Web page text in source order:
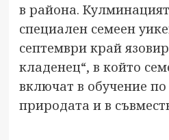
в района.
специален семеен
септември край
кладенец“, в който
включат в обучение
природата и в